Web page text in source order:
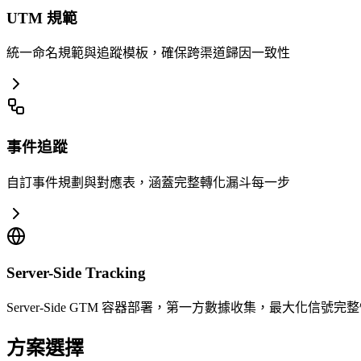
UTM 規範
統一命名規範與追蹤模板，確保跨渠道歸因一致性
事件追蹤
自訂事件規劃與對應表，涵蓋完整轉化漏斗每一步
Server-Side Tracking
Server-Side GTM 容器部署，第一方數據收集，最大化信號完
方案選擇